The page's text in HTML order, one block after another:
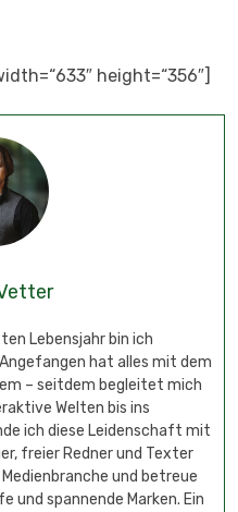
height=“356″]
Lebensjahr bin ich
hat alles mit dem
– seitdem begleitet mich
Welten bis ins
ich diese Leidenschaft mit
freier Redner und Texter
und betreue
und spannende Marken. Ein